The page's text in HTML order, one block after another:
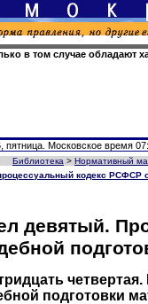
в том случае обладают
пятница. Московское время
Библиотека > Нормативный
кодекс РСФСР
девятый.
подготовки